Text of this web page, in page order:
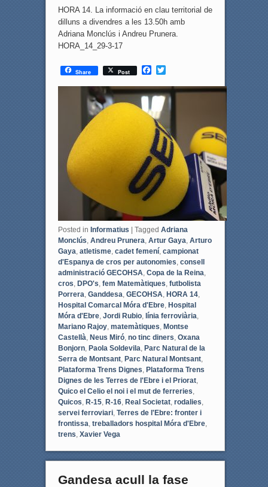
HORA 14. La informació en clau territorial de
dilluns a divendres a les 13.50h amb
Adriana Monclús i Andreu Prunera.
HORA_14_29-3-17
Share Post
F
c
e
b
o
o
k
T
i
t
r
Posted in Informatius Tagged Adriana
Monclús, Andreu Prunera, Artur Gaya, Arturo
Gaya, atletisme, cadet femení, campionat
d'Espanya de cros per autonomies, consell
administració GECOHSA, Copa de la Reina,
cros, DPO's, fem Matemàtiques, futbolista
Porrera, Ganddesa, GECOHSA, HORA 14,
Hospital Comarcal Móra d'Ebre, Hospital
Móra d'Ebre, Jordi Rubio, línia ferroviària,
Mariano Rajoy, matemàtiques, Montse
Castellà, Neus Miró, no tinc diners, Oxana
Bonjorn, Paola Soldevila, Parc Natural de la
Serra de Montsant, Parc Natural Montsant,
Plataforma Trens Dignes, Plataforma Trens
Dignes de les Terres de l'Ebre i el Priorat,
Quico el Celio el noi i el mut de ferreries,
Quicos, R-15, R-16, Real Societat, rodalies,
servei ferroviari, Terres de l'Ebre: fronter i
frontissa, treballadors hospital Móra d'Ebre,
trens, Xavier Vega
Gandesa acull la fase